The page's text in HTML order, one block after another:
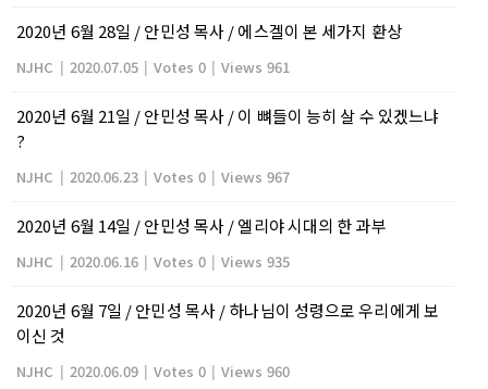
2020년 6월 28일 / 안민성 목사 / 에스겔이 본 세가지 환상
NJHC | 2020.07.05 | Votes 0 | Views 961
2020년 6월 21일 / 안민성 목사 / 이 뼈들이 능히 살 수 있겠느냐
?
NJHC | 2020.06.23 | Votes 0 | Views 967
2020년 6월 14일 / 안민성 목사 / 엘리야 시대의 한 과부
NJHC | 2020.06.16 | Votes 0 | Views 935
2020년 6월 7일 / 안민성 목사 / 하나님이 성령으로 우리에게 보
이신 것
NJHC | 2020.06.09 | Votes 0 | Views 960